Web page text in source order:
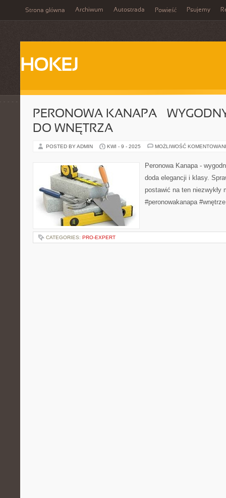
Strona główna Archiwum Autostrada Powieść Psujemy
HOKEJ
PERONOWA KANAPA –
DO WNĘTRZA
POSTED BY ADMIN KWI - 9 - 2025 MOŻLIWOŚĆ
Peronowa Kanapa -
doda elegancji i klasy.
postawić na ten niezwykły
#peronowakanapa
CATEGORIES: PRO-EXPERT